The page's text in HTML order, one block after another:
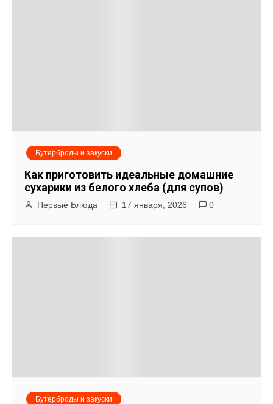
а
м
Бутерброды и закуски
Как приготовить идеальные домашние
сухарики из белого хлеба (для супов)
Первые Блюда 17 января, 2026 0
Бутерброды и закуски